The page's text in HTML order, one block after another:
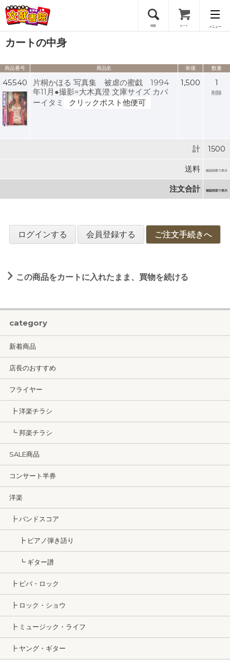
検索 カート メニュー
会員登録
ログイン
カートの中身
商品番号 商品名 単価 数量
45540
片桐かほる 写真集 被虐の蜜戯 1994
年11月●撮影=大木真澄 文庫サイズ カバ
ーイタミ
クリックポスト他便可
1,500 1
削除
計 1500
送料 確認画面で表示
注文合計 確認画面で表示
ログインする 会員登録する ご注文手続きへ
この商品をカートに入れたまま、買物を続ける
category
新着商品
店長のおすすめ
フライヤー
┣ 洋楽チラシ
┗ 邦楽チラシ
SALE商品
コンサート半券
洋楽
┣ バンドスコア
┣ ピアノ弾き語り
┗ ギター譜
┣ ビバ・ロック
┣ ロック・ショウ
┣ ミュージック・ライフ
┣ ヤング・ギター